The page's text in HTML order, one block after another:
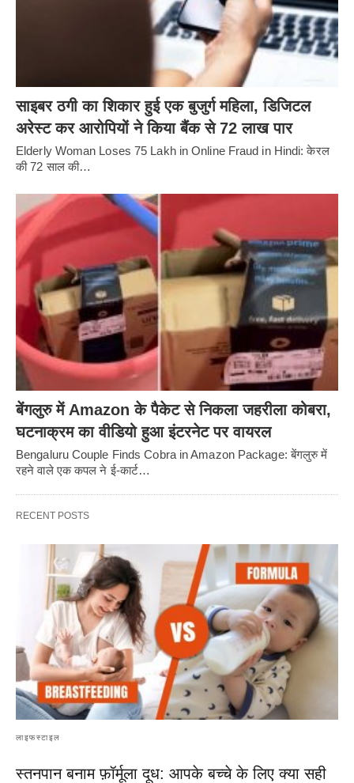
साइबर ठगी का शिकार हुई एक बुजुर्ग महिला, डिजिटल
अरेस्ट कर आरोपियों ने किया बैंक से 72 लाख पार
Elderly Woman Loses 75 Lakh in Online Fraud in Hindi: केरल
की 72 साल की…
बेंगलुरु में Amazon के पैकेट से निकला जहरीला कोबरा,
घटनाक्रम का वीडियो हुआ इंटरनेट पर वायरल
Bengaluru Couple Finds Cobra in Amazon Package: बेंगलुरु में
रहने वाले एक कपल ने ई-कार्ट…
RECENT POSTS
लाइफस्टाइल
स्तनपान बनाम फ़ॉर्मूला दूध: आपके बच्चे के लिए क्या सही